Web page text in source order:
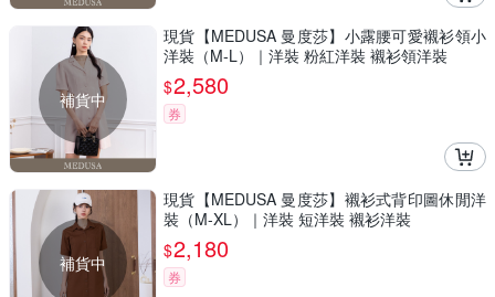
補貨中
現貨【MEDUSA 曼度莎】小露腰可愛襯衫領小
洋裝（M-L）｜洋裝 粉紅洋裝 襯衫領洋裝
$2,580
券
補貨中
現貨【MEDUSA 曼度莎】襯衫式背印圖休閒洋
裝（M-XL）｜洋裝 短洋裝 襯衫洋裝
$2,180
券